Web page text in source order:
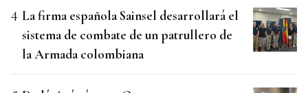
La firma española Sainsel desarrollará el
sistema de combate de un patrullero de
la Armada colombiana